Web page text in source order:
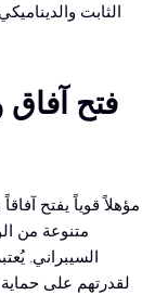
الثابت
فتح
متنوعة من
السيبراني.
لقدرتهم على حماية